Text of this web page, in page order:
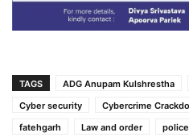
TAGS ADG Anupam Kulshrestha
Cyber security
Cybercrime
fatehgarh
Law and order